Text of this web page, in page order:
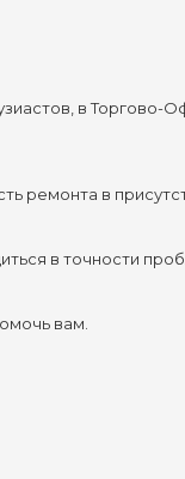
в Торгово-
ремонта в
в точности
вам.